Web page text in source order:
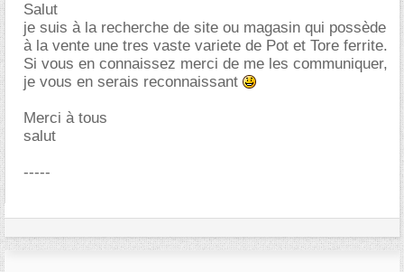
Salut
je suis à la recherche de site ou magasin qui possède
à la vente une tres vaste variete de Pot et Tore ferrite.
Si vous en connaissez merci de me les communiquer,
je vous en serais reconnaissant
Merci à tous
salut
-----